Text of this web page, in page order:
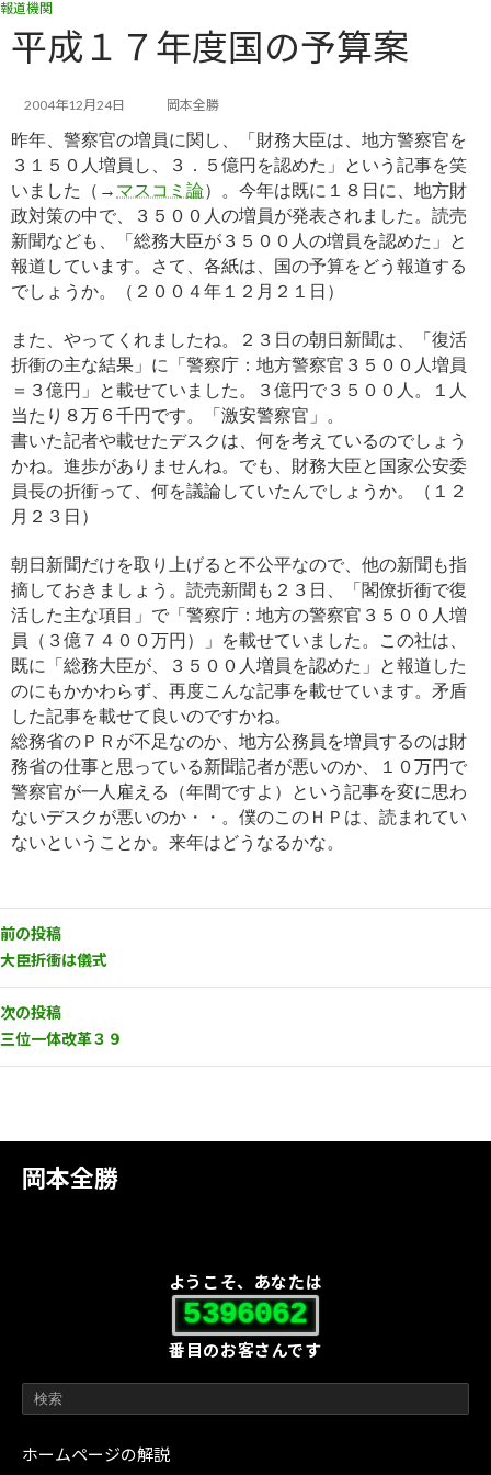
コ
テ
ス
ッ
プ
ナ
ゲ
ン
移
動
岡本全勝
ようこそ、あなたは
5396062
番目のお客さんです
ホームページの解説
報道機関
平成１７年度国の予算案
2004年12月24日 岡本全勝
昨年、警察官の増員に関し、「財務大臣は、地方警察官を
３１５０人増員し、３．５億円を認めた」という記事を笑
いました（→ マスコミ論）。今年は既に１８日に、地方財
政対策の中で、３５００人の増員が発表されました。読売
新聞なども、「総務大臣が３５００人の増員を認めた」と
報道しています。さて、各紙は、国の予算をどう報道する
でしょうか。（２０ ０４年１２月２１日）
また、やってくれましたね。２３日の朝日新聞は、「復活
折衝の主な結果」に「警察庁：地方警察官３５００人増員
＝３億円」と載せていました。３億円で３５００人。１人
当たり８万６千円です。「激安警察官」。
書いた記者や載せたデスクは、何を考えているのでしょう
かね。進歩がありませんね。でも、財務大臣と国家公安委
員長の折衝って、何を議論していたんでしょうか。（１２
月２３日）
朝日新聞だけを取り上げると不公平なので、他の新聞も指
摘しておきましょう。読売新聞も２３日、「閣僚折衝で復
活した主な項目」で「警察庁：地方の警察官３５００人増
員（３億７４００万円）」を載せていました。この社は、
既に「総務大臣が、３５００人増員を認めた」と報道した
のにもかかわらず、再度こんな記事を載せています。矛盾
した記事を載せて良 いのですかね。
総務省のＰＲが不足なのか、地方公務員を増員するのは財
務省の仕事と思っている新聞記者が悪いのか、１０万円で
警察官が一人雇える（年間ですよ）という記事を変に思わ
ないデスクが悪いのか・・。僕のこのＨＰは、読まれてい
ないと いうことか。来年はどうなるかな。
前の投稿
大臣折衝は儀式
次の投稿
三位一体改革３９